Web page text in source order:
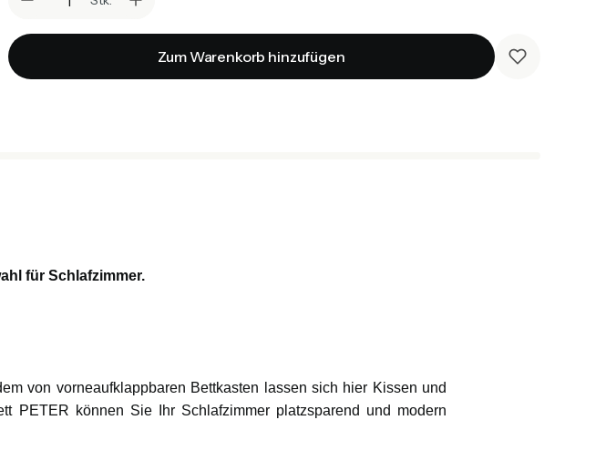
Zum Warenkorb hinzufügen
für Schlafzimmer.
von vorneaufklappbaren Bettkasten lassen sich hier Kissen und
PETER können Sie Ihr Schlafzimmer platzsparend und modern